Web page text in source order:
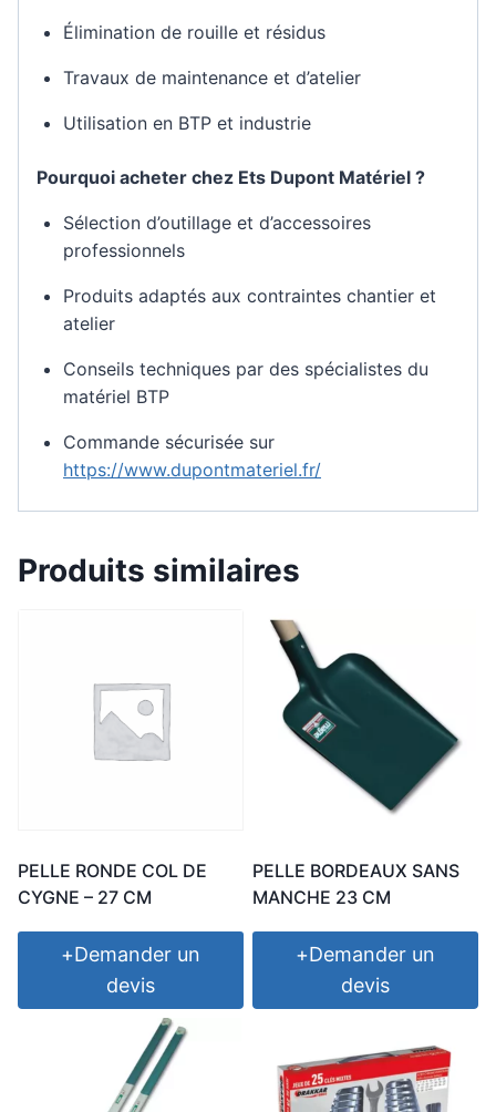
Élimination de rouille et résidus
Travaux de maintenance et d’atelier
Utilisation en BTP et industrie
Pourquoi acheter chez Ets Dupont Matériel ?
Sélection d’outillage et d’accessoires
professionnels
Produits adaptés aux contraintes chantier et
atelier
Conseils techniques par des spécialistes du
matériel BTP
Commande sécurisée sur
https://www.dupontmateriel.fr/
Produits similaires
PELLE RONDE COL DE
CYGNE – 27 CM
+Demander un
devis
PELLE BORDEAUX SANS
MANCHE 23 CM
+Demander un
devis